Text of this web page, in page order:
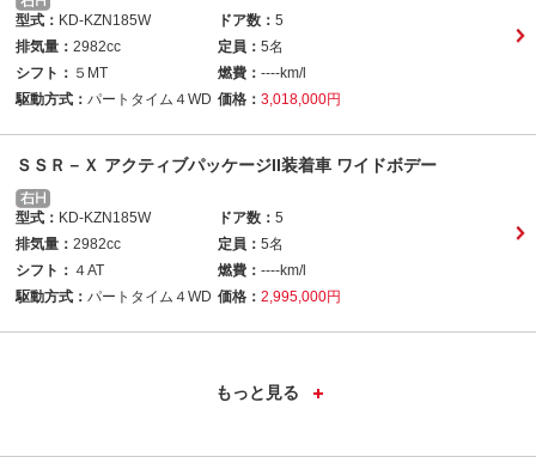
型式： KD-KZN185W ドア数： 5
排気量： 2982cc 定員： 5名
シフト： ５MT 燃費： ----km/l
駆動方式： パートタイム４WD 価格： 3,018,000円
ＳＳＲ－Ｘ アクティブパッケージII装着車 ワイドボデー
型式： KD-KZN185W ドア数： 5
排気量： 2982cc 定員： 5名
シフト： ４AT 燃費： ----km/l
駆動方式： パートタイム４WD 価格： 2,995,000円